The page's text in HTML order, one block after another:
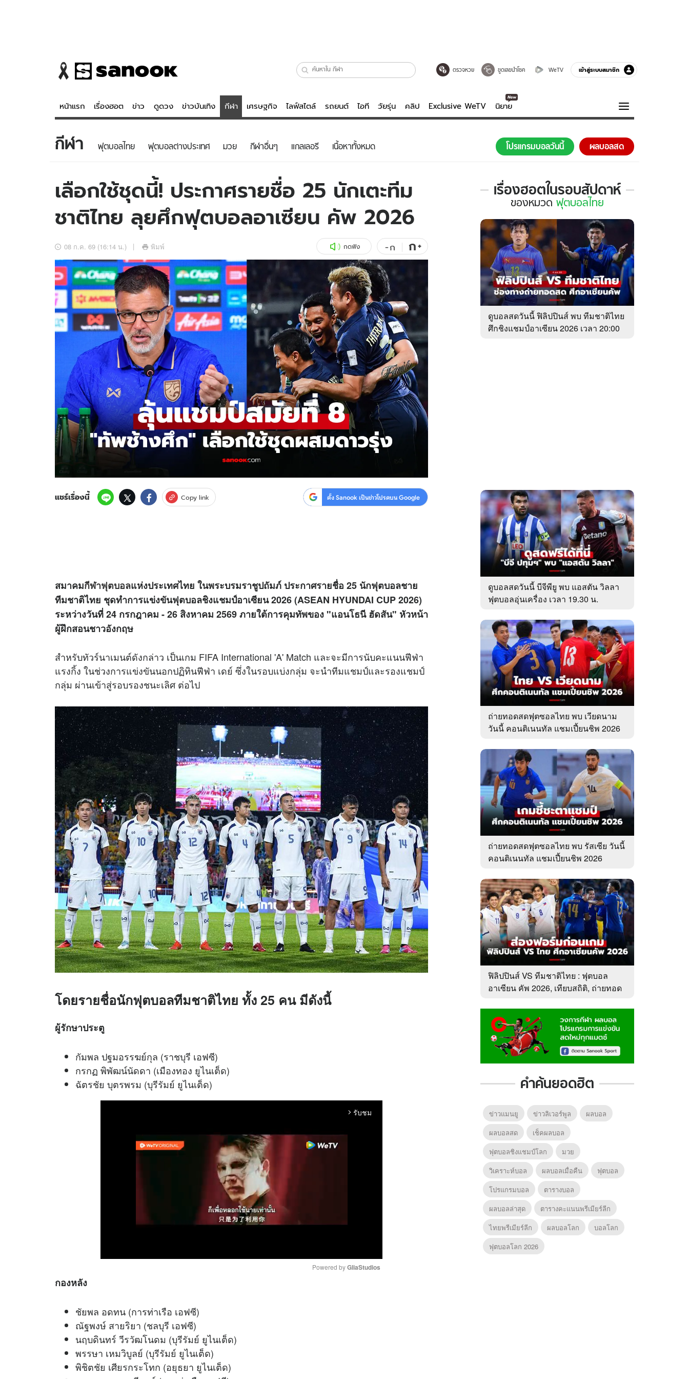
ตรวจหวย ขูดเลขนำโชค WeTV เข้าสู่ระบบสมาชิก
หน้าแรก เรื่องฮอต ข่าว ดูดวง ข่าวบันเทิง กีฬา เศรษฐกิจ ไลฟ์สไตล์ รถยนต์ ไอที วัยรุ่น คลิป Exclusive WeTV นิยาย
ข่าว
ข่าวบันเทิง
ข่าวกีฬา
ข่าวเศรษฐกิจ
อัปเดตจีน
เช็กข่าวชัวร์
ดูดวง - ตรวจหวย
สถิติหวยไทย
หวยลาว
ไลฟ์สไตล์
วัยรุ่น
ไอที
รถยนต์
สุขภาพ
เที่ยว-กิน
Tasteful Thailand
Sanook Choice
ดูทีวี
WeTV
นิยาย
ความรู้รอบตัว
ฮาวทู
ดาวน์โหลดสนุกแอปฟรี ติดตามสนุกโซเชียลได้ที่
สงวนลิขสิทธิ์ ©2569 บริษัท อิมเมจ ฟิวเจอร์ (ประเทศไทย) จำกัด
กีฬา ฟุตบอลไทย ฟุตบอลต่างประเทศ มวย กีฬาอื่นๆ แกลเลอรี เนื้อหาทั้งหมด โปรแกรมบอลวันนี้ ผลบอลสด
เลือกใช้ชุดนี้! ประกาศรายชื่อ 25 นักเตะทีม
ชาติไทย ลุยศึกฟุตบอลอาเซียน คัพ 2026
08 ก.ค. 69 (16:14 น.) พิมพ์ กดฟัง -ก ก+
แชร์เรื่องนี้ Copy link ตั้ง Sanook เป็นข่าวโปรดบน Google
สมาคมกีฬาฟุตบอลแห่งประเทศไทย ในพระบรมราชูปถัมภ์ ประกาศรายชื่อ 25 นักฟุตบอลชาย
ทีมชาติไทย ชุดทำการแข่งขันฟุตบอลชิงแชมป์อาเซียน 2026 (ASEAN HYUNDAI CUP 2026)
ระหว่างวันที่ 24 กรกฎาคม - 26 สิงหาคม 2569 ภายใต้การคุมทัพของ "แอนโธนี ฮัดสัน" หัวหน้า
ผู้ฝึกสอนชาวอังกฤษ
สำหรับทัวร์นาเมนต์ดังกล่าว เป็นเกม FIFA International 'A' Match และจะมีการนับคะแนนฟีฟ่า
แรงกิ้ง ในช่วงการแข่งขันนอกปฏิทินฟีฟ่า เดย์ ซึ่งในรอบแบ่งกลุ่ม จะนำทีมแชมป์และรองแชมป์
กลุ่ม ผ่านเข้าสู่รอบรองชนะเลิศ ต่อไป
โดยรายชื่อนักฟุตบอลทีมชาติไทย ทั้ง 25 คน มีดังนี้
ผู้รักษาประตู
กัมพล ปฐมอรรฆย์กุล (ราชบุรี เอฟซี)
กรกฏ พิพัฒน์นัดดา (เมืองทอง ยูไนเต็ด)
ฉัตรชัย บุตรพรม (บุรีรัมย์ ยูไนเต็ด)
arrow_forward_ios รับชม
Powered by GliaStudios
กองหลัง
ชัยพล อดทน (การท่าเรือ เอฟซี)
ณัฐพงษ์ สายริยา (ชลบุรี เอฟซี)
นฤบดินทร์ วีรวัฒโนดม (บุรีรัมย์ ยูไนเต็ด)
พรรษา เหมวิบูลย์ (บุรีรัมย์ ยูไนเต็ด)
พิชิตชัย เศียรกระโทก (อยุธยา ยูไนเต็ด)
เรื่องฮอตในรอบสัปดาห์
เรื่อง
ใน
รอบ
สัปดาห์
ของ
หมวด
ฟุตบอล
ไทย
ของหมวด ฟุตบอลไทย
ดูบอลสดวันนี้ ฟิลิปปินส์ พบ ทีมชาติไทย
ศึกชิงแชมป์อาเซียน 2026 เวลา 20:00
ดูบอลสดวันนี้ บีจีพียู พบ แอสตัน วิลลา
ฟุตบอลอุ่นเครื่อง เวลา 19.30 น.
ถ่ายทอดสดฟุตซอลไทย พบ เวียดนาม
วันนี้ คอนติเนนทัล แชมเปี้ยนชิพ 2026
ถ่ายทอดสดฟุตซอลไทย พบ รัสเซีย วันนี้
คอนติเนนทัล แชมเปี้ยนชิพ 2026
ฟิลิปปินส์ VS ทีมชาติไทย : ฟุตบอล
อาเซียน คัพ 2026, เทียบสถิติ, ถ่ายทอด
คำค้นยอดฮิต
ข่าวแมนยู ข่าวลิเวอร์พูล
ผลบอล
ผลบอลสด
เช็คผลบอล
ฟุตบอลชิงแชมป์โลก
มวย
วิเคราะห์บอล
ผลบอลเมื่อคืน
ฟุตบอล
โปรแกรมบอล
ตารางบอล
ผลบอลล่าสุด
ตารางคะแนนพรีเมียร์ลีก
ไทยพรีเมียร์ลีก
ผลบอลโลก
บอลโลก
ฟุตบอลโลก 2026